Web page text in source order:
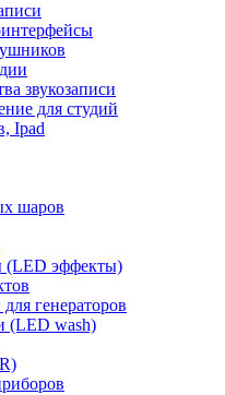
звукозаписи
для студий
Ipad
шаров
(LED эффекты)
генераторов
(LED wash)